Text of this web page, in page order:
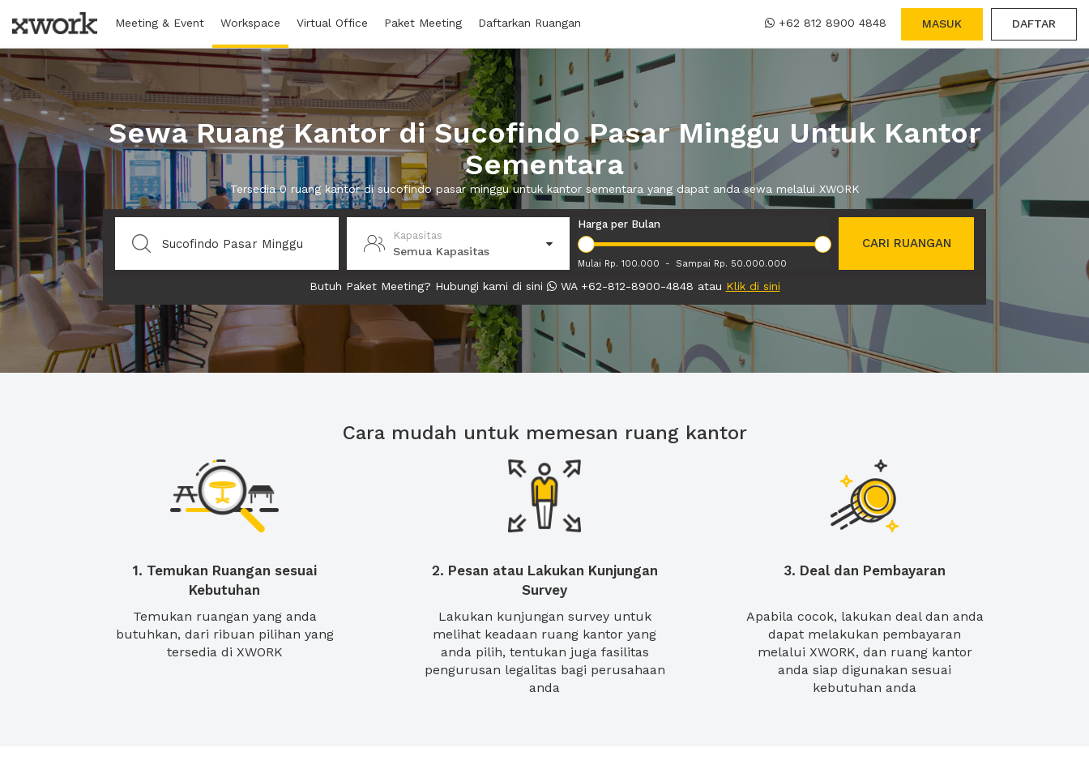
Meeting & Event Workspace Virtual Office Paket Meeting Daftarkan Ruangan +62 812 8900 4848 MASUK DAFTAR
Sewa Ruang Kantor di Sucofindo Pasar Minggu Untuk Kantor
Sementara
Tersedia 0 ruang kantor di sucofindo pasar minggu untuk kantor sementara yang dapat anda sewa melalui XWORK
Kapasitas
Semua Kapasitas
Harga per Bulan
Mulai Rp. 100.000 - Sampai Rp. 50.000.000
CARI RUANGAN
Butuh Paket Meeting? Hubungi kami di sini WA +62-812-8900-4848 atau Klik di sini
Cara mudah untuk memesan ruang kantor
1. Temukan Ruangan sesuai
Kebutuhan
Temukan ruangan yang anda
butuhkan, dari ribuan pilihan yang
tersedia di XWORK
2. Pesan atau Lakukan Kunjungan
Survey
Lakukan kunjungan survey untuk
melihat keadaan ruang kantor yang
anda pilih, tentukan juga fasilitas
pengurusan legalitas bagi perusahaan
anda
3. Deal dan Pembayaran
Apabila cocok, lakukan deal dan anda
dapat melakukan pembayaran
melalui XWORK, dan ruang kantor
anda siap digunakan sesuai
kebutuhan anda